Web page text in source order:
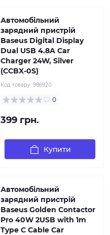
Автомобільний
зарядний пристрій
Baseus Digital Display
Dual USB 4.8A Car
Charger 24W, Silver
(CCBX-0S)
Код товару: 986920
0
399 грн.
Купити
Автомобільний
зарядний пристрій
Baseus Golden Contactor
Pro 40W 2USB with 1m
Type C Cable Car